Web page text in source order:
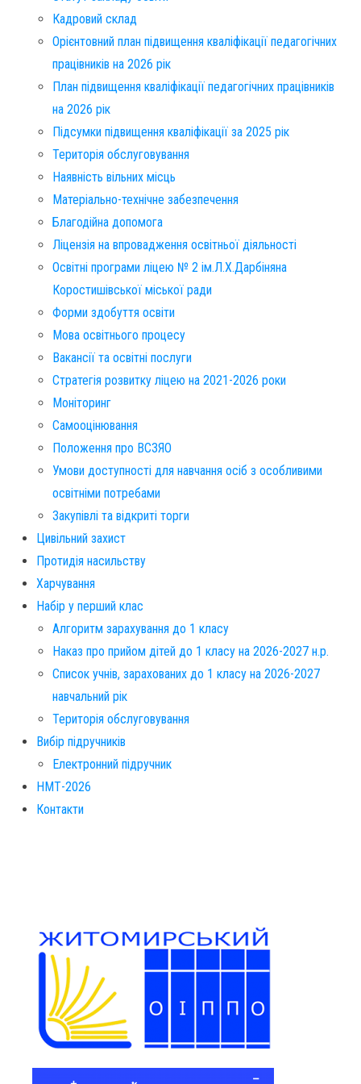
Кадровий склад
Орієнтовний план підвищення кваліфікації педагогічних
працівників на 2026 рік
План підвищення кваліфікації педагогічних працівників
на 2026 рік
Підсумки підвищення кваліфікації за 2025 рік
Територія обслуговування​
Наявність вільних місць​
Матеріально-технічне забезпечення
Благодійна допомога
Ліцензія на впровадження освітньої діяльності
Освітні програми ліцею № 2 ім.Л.Х.Дарбіняна
Коростишівської міської ради
Форми здобуття освіти
Мова освітнього процесу
Вакансії та освітні послуги
Стратегія розвитку ліцею на 2021-2026 роки
Моніторинг
Самооцінювання
Положення про ВСЗЯО
Умови доступності для навчання осіб з особливими
освітніми потребами
Закупівлі та відкриті торги
Цивільний захист
Протидія насильству
Харчування
Набір у перший клас
Алгоритм зарахування до 1 класу
Наказ про прийом дітей до 1 класу на 2026-2027 н.р.
Список учнів, зарахованих до 1 класу на 2026-2027
навчальний рік
Територія обслуговування​
Вибір підручників
Електронний підручник
НМТ-2026
Контакти